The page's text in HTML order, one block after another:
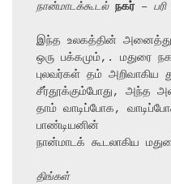
நான்மாடக்கூடல் நகர் –
இந்த உலகத்தின் அனைத்து
ஒரு பக்கமும்,. மதுரை
புலவர்கள் தம் அறிவாகிய
சீர்தூக்கும்போது, அந்த
தாம் வாடிப்போக,
பாண்டியனின்
நான்மாடக் கூடலாகிய
திங்கள்